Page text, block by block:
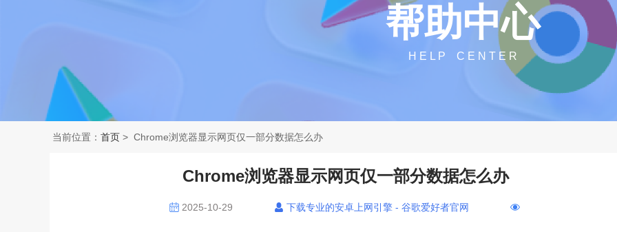
帮助中心
H E L P C E N T E R
当前位置： 首页 > Chrome浏览器显示网页仅一部分数据怎么办
Chrome浏览器显示网页仅一部分数据怎么办
2025-10-29 下载专业的安卓上网引擎 - 谷歌爱好者官网